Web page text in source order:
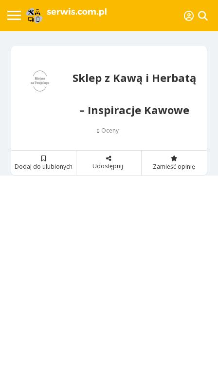
Sklep z Kawą i Herbatą
– Inspiracje Kawowe
0 Oceny
Dodaj do ulubionych Udostępnij Zamieść opinię